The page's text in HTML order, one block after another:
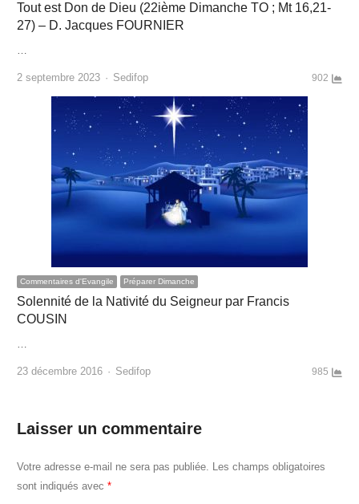
Tout est Don de Dieu (22ième Dimanche TO ; Mt 16,21-
27) – D. Jacques FOURNIER
…
2 septembre 2023 Author
Sedifop 902
Commentaires d'Evangile Préparer Dimanche
Solennité de la Nativité du Seigneur par Francis
COUSIN
…
23 décembre 2016 Author
Sedifop 985
Laisser un commentaire
Votre adresse e-mail ne sera pas publiée.
Les champs obligatoires
sont indiqués avec *